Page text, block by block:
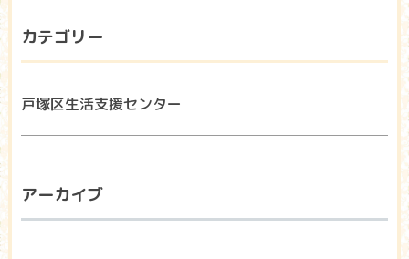
カテゴリー
戸塚区生活支援センター
アーカイブ